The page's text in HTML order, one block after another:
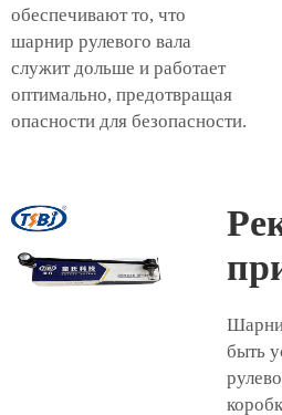
обеспечивают то, что
шарнир рулевого вала
служит дольше и работает
оптимально, предотвращая
опасности для безопасности.
быть